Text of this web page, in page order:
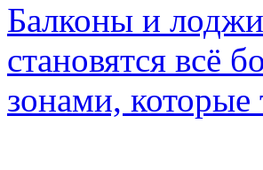
Балконы и
становятся всё
зонами, которые